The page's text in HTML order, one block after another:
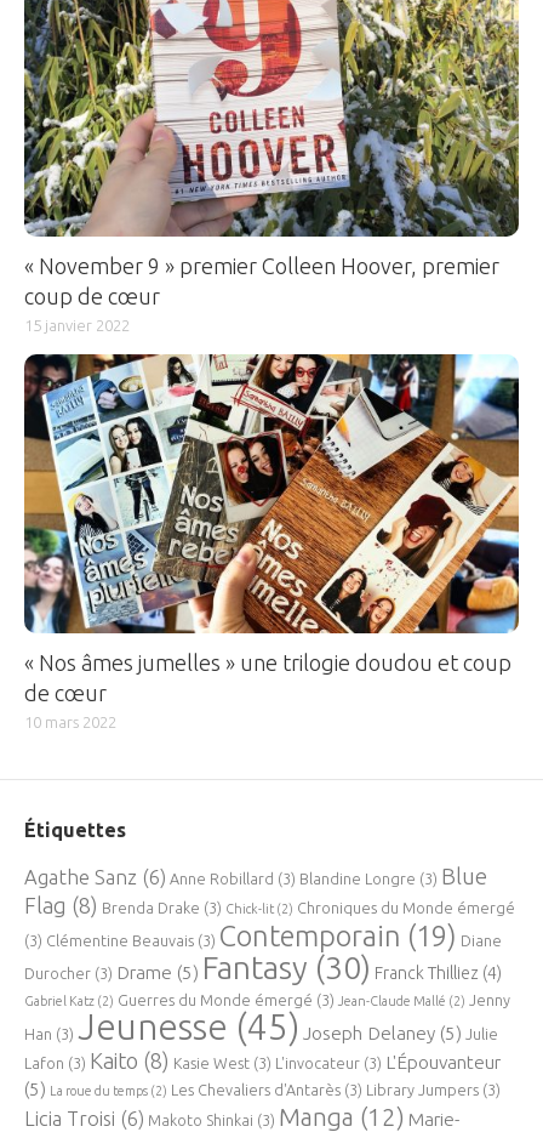
« November 9 » premier Colleen Hoover, premier
coup de cœur
15 janvier 2022
« Nos âmes jumelles » une trilogie doudou et coup
de cœur
10 mars 2022
Étiquettes
Agathe Sanz (6) Anne Robillard (3) Blandine Longre (3) Blue
Flag (8) Brenda Drake (3) Chick-lit (2) Chroniques du Monde émergé
(3) Clémentine Beauvais (3) Contemporain (19) Diane
Durocher (3) Drame (5) Fantasy (30) Franck Thilliez (4)
Gabriel Katz (2) Guerres du Monde émergé (3) Jean-Claude Mallé (2)
Jenny
Han (3) Jeunesse (45) Joseph Delaney (5) Julie
Lafon (3) Kaito (8) Kasie West (3) L'invocateur (3) L'Épouvanteur
(5) La roue du temps (2) Les Chevaliers d'Antarès (3) Library Jumpers (3)
Licia Troisi (6) Makoto Shinkai (3) Manga (12) Marie-